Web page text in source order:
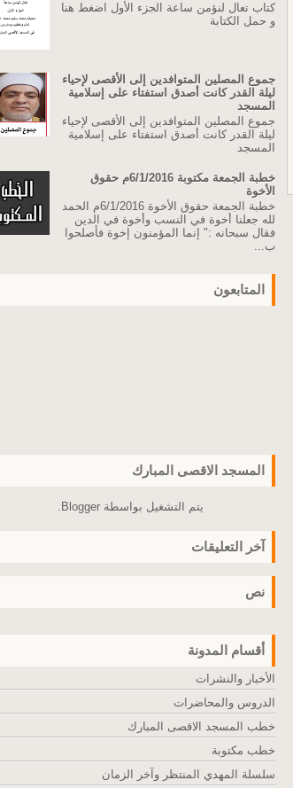
كتاب تعال لنؤمن ساعة الجزء الأول اضغط هنا
و حمل الكتابة
جموع المصلين المتوافدين إلى الأقصى لإحياء
ليلة القدر كانت أصدق استفتاء على إسلامية
المسجد
جموع المصلين المتوافدين إلى الأقصى لإحياء
ليلة القدر كانت أصدق استفتاء على إسلامية
المسجد
خطبة الجمعة مكتوبة 6/1/2016م حقوق
الأخوة
خطبة الجمعة حقوق الأخوة 6/1/2016م الحمد
لله جعلنا أخوة في النسب وأخوة في الدين
فقال سبحانه :" إنما المؤمنون إخوة فأصلحوا
ب...
المتابعون
المسجد الاقصى المبارك
يتم التشغيل بواسطة Blogger
.
آخر التعليقات
نص
أقسام المدونة
الأخبار والنشرات
الدروس والمحاضرات
خطب المسجد الاقصى المبارك
خطب مكتوبة
سلسلة المهدي المنتظر وآخر الزمان